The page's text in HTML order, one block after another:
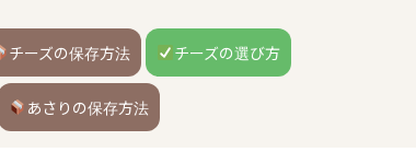
チーズの保存方法 チーズの選び方
あさりの保存方法